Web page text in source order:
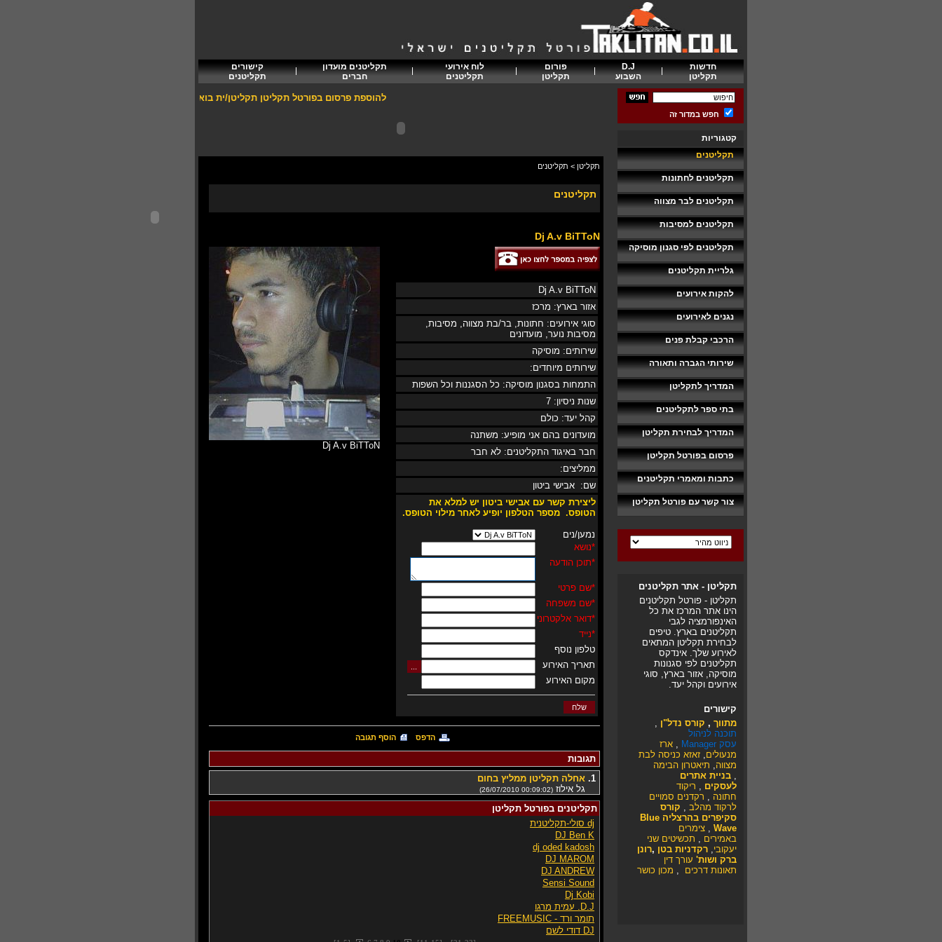
חדשות
תקליטן
D.J
השבוע
פורום
תקליטן
לוח אירועי
תקליטנים
תקליטנים מועדון
חברים
קישורים
תקליטנים
חפש במדור זה
קטגוריות
תקליטנים
תקליטנים לחתונות
תקליטנים לבר מצווה
תקליטנים למסיבות
תקליטנים לפי סגנון מוסיקה
גלריית תקליטנים
להקות אירועים
נגנים לאירועים
הרכבי קבלת פנים
שירותי הגברה ותאורה
המדריך לתקליטן
בתי ספר לתקליטנים
המדריך לבחירת תקליטן
פרסום בפורטל תקליטן
כתבות ומאמרי תקליטנים
צור קשר עם פורטל תקליטן
תקליטן - אתר תקליטנים
תקליטן - פורטל תקליטנים
הינו אתר המרכז את כל
האינפורמציה לגבי
תקליטנים בארץ. טיפים
לבחירת תקליטן המתאים
לאירוע שלך. אינדקס
תקליטנים לפי סגנונות
מוסיקה, אזור בארץ, סוגי
אירועים וקהל יעד.
קישורים
מתווך , קורס נדל"ן ,
תוכנה לניהול
עסק Manager
, ארז
מנעולים, זאזא כניסה לבת
מצווה, תיאטרון הבימה
, בניית אתרים
לעסקים , ריקוד
חתונה , רקדנים סמויים
לרקוד מהלב , קורס
סקיפרים בהרצליה Blue
Wave
, צימרים
באמירים , תכשיטים שני
יעקובי, רקדניות בטן ,רונן
ברק ושות' עורך דין
תאונות דרכים , מכון כושר
להוספת פרסום בפורטל תקליטן תקליטן/ית בוא פרסם בפורטל תקליטן. לרגל השקת הפורטל
תקליטן > תקליטנים
תקליטנים
Dj A.v BiTToN
Dj A.v BiTToN
Dj A.v BiTToN
אזור בארץ: מרכז
סוגי אירועים: חתונות, בר/בת מצווה, מסיבות,
מסיבות נוער, מועדונים
שירותים: מוסיקה
שירותים מיוחדים:
התמחות בסגנון מוסיקה: כל הסגננות וכל השפות
שנות ניסיון: 7
קהל יעד: כולם
מועדונים בהם אני מופיע: משתנה
חבר באיגוד התקליטנים: לא חבר
ממליצים:
שם: אבישי ביטון
ליצירת קשר עם אבישי ביטון יש למלא את
הטופס. מספר הטלפון יופיע לאחר מילוי הטופס.
נמען/נים
*נושא
*תוכן הודעה
*שם פרטי
*שם משפחה
*דואר אלקטרוני
*נייד
טלפון נוסף
תאריך האירוע
מקום האירוע
הדפס הוסף תגובה
תגובות
1. אחלה תקליטן ממליץ בחום
גל אילוז (26/07/2010 00:09:02)
תקליטנים בפורטל תקליטן
dj סולי-תקליטנית
DJ Ben K
dj oded kadosh
DJ MAROM
DJ ANDREW
Sensi Sound
Dj Kobi
D.J. עמית מרגו
תומר ורד - FREEMUSIC
DJ דודי לשם